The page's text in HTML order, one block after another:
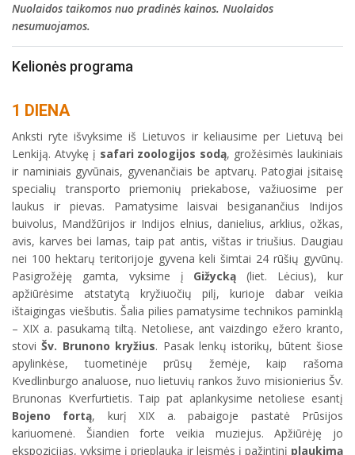
Nuolaidos taikomos nuo pradinės kainos. Nuolaidos
nesumuojamos.
Kelionės programa
1 DIENA
Anksti ryte išvyksime iš Lietuvos ir keliausime per Lietuvą bei
Lenkiją. Atvykę į safari zoologijos sodą, grožėsimės laukiniais
ir naminiais gyvūnais, gyvenančiais be aptvarų. Patogiai įsitaisę
specialių transporto priemonių priekabose, važiuosime per
laukus ir pievas. Pamatysime laisvai besiganančius Indijos
buivolus, Mandžūrijos ir Indijos elnius, danielius, arklius, ožkas,
avis, karves bei lamas, taip pat antis, vištas ir triušius. Daugiau
nei 100 hektarų teritorijoje gyvena keli šimtai 24 rūšių gyvūnų.
Pasigrožėję gamta, vyksime į Gižycką (liet. Lėcius), kur
apžiūrėsime atstatytą kryžiuočių pilį, kurioje dabar veikia
ištaigingas viešbutis. Šalia pilies pamatysime technikos paminklą
– XIX a. pasukamą tiltą. Netoliese, ant vaizdingo ežero kranto,
stoviŠv. Brunono kryžius. Pasak lenkų istorikų, būtent šiose
apylinkėse, tuometinėje prūsų žemėje, kaip rašoma
Kvedlinburgo analuose, nuo lietuvių rankos žuvo misionierius Šv.
Brunonas Kverfurtietis. Taip pat aplankysime netoliese esantį
Bojeno fortą, kurį XIX a. pabaigoje pastatė Prūsijos
kariuomenė. Šiandien forte veikia muziejus. Apžiūrėję jo
ekspozicijas, vyksime į prieplauką ir leismės į pažintinį plaukimą